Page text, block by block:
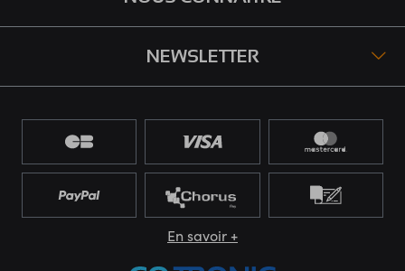
NEWSLETTER
En savoir +